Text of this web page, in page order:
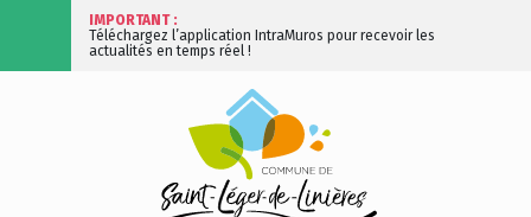
IMPORTANT :
Téléchargez l’application IntraMuros pour recevoir les
actualités en temps réel !